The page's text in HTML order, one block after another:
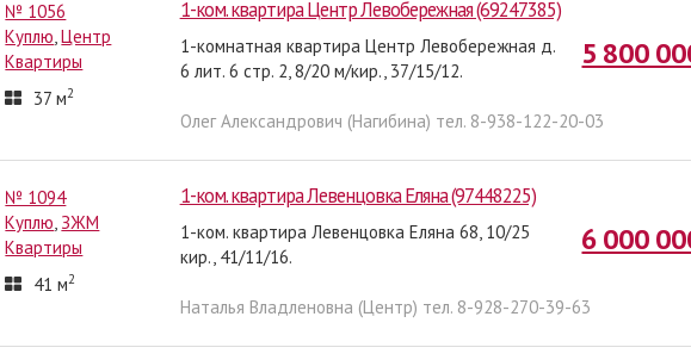
№ 1056
Куплю,Центр
Квартиры
37 м2
1-ком. квартира Центр Левобережная (69247385)
5 800
1-комнатная квартира Центр Левобережная д.
6 лит. 6 стр. 2, 8/20 м/кир., 37/15/12.
Олег Александрович (Нагибина) тел. 8-938-122-20-03
№ 1094
Куплю, ЗЖМ
Квартиры
41 м2
1-ком. квартира Левенцовка Еляна (97448225)
6 000
1-ком. квартира Левенцовка Еляна 68, 10/25
кир., 41/11/16.
Наталья Владленовна (Центр) тел. 8-928-270-39-63